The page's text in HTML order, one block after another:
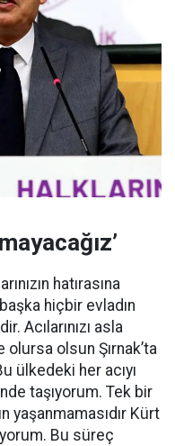
hatırasına
hiçbir evladın
Acılarınızı asla
olursa olsun Şırnak’ta
ülkedeki her acıyı
taşıyorum. Tek bir
yaşanmamasıdır Kürt
Bu süreç